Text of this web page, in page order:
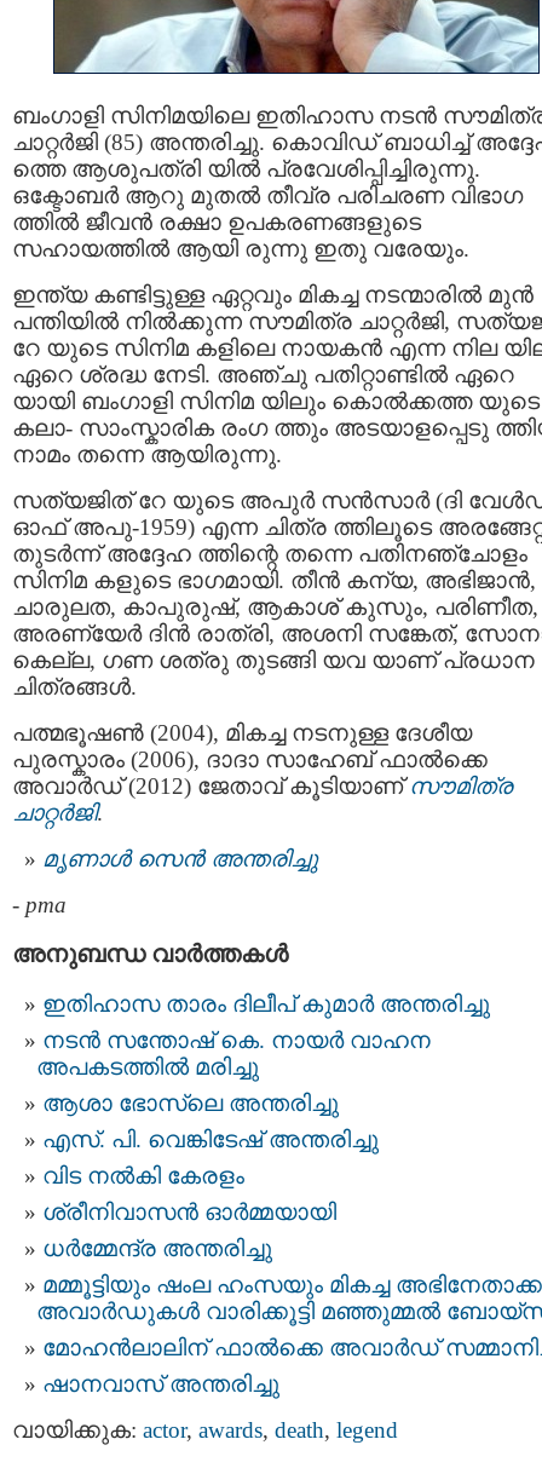
ബംഗാളി സിനിമയിലെ ഇതിഹാസ നടൻ
ചാറ്റർജി (85) അന്തരിച്ചു. കൊവിഡ് ബാധിച്ച്
ത്തെ ആശുപത്രി യിൽ പ്രവേശിപ്പിച്ചിരുന്നു.
ഒക്ടോബർ ആറു മുതല്‍ തീവ്ര പരിചരണ വിഭാഗ
ത്തില്‍ ജീവന്‍ രക്ഷാ ഉപകരണങ്ങളുടെ
സഹായത്തില്‍ ആയി രുന്നു ഇതു വരേയും.
ഇന്ത്യ കണ്ടിട്ടുള്ള ഏറ്റവും മികച്ച നടന്മാരില്‍ മുന്‍
പന്തിയില്‍ നില്‍ക്കുന്ന സൗമിത്ര ചാറ്റർജി,
റേ യുടെ സിനിമ കളിലെ നായകന്‍ എന്ന നില
ഏറെ ശ്രദ്ധ നേടി. അഞ്ചു പതിറ്റാണ്ടില്‍ ഏറെ
യായി ബംഗാളി സിനിമ യിലും കൊല്‍ക്കത്ത യുടെ
കലാ- സാംസ്കാരിക രംഗ ത്തും അടയാളപ്പെടു
നാമം തന്നെ ആയിരുന്നു.
സത്യജിത് റേ യുടെ അപുർ സൻസാര്‍ (ദി
ഓഫ് അപു-1959) എന്ന ചിത്ര ത്തിലൂടെ
തുടര്‍ന്ന് അദ്ദേഹ ത്തിന്റെ തന്നെ പതിനഞ്ചോളം
സിനിമ കളുടെ ഭാഗമായി. തീൻ കന്യ, അഭിജാൻ,
ചാരുലത, കാപുരുഷ്, ആകാശ് കുസും, പരിണീത,
അരണ്യേർ ദിൻ രാത്രി, അശനി സങ്കേത്,
കെല്ല, ഗണ ശത്രു തുടങ്ങി യവ യാണ് പ്രധാന
ചിത്രങ്ങൾ.
പത്മഭൂഷൺ (2004), മികച്ച നടനുള്ള ദേശീയ
പുരസ്കാരം (2006), ദാദാ സാഹേബ് ഫാൽക്കെ
അവാർഡ് (2012) ജേതാവ് കൂടിയാണ്സൗമിത്ര
ചാറ്റർജി.
മൃണാള്‍ സെന്‍ അന്തരിച്ചു
- pma
അനുബന്ധ വാര്‍ത്തകള്‍
ഇതിഹാസ താരം ദിലീപ്​ കുമാർ അന്തരിച്ചു
നടന്‍ സന്തോഷ് കെ. നായര്‍ വാഹന
അപകടത്തില്‍ മരിച്ചു
ആശാ ഭോസ്‌ലെ അന്തരിച്ചു
എസ്. പി. വെങ്കിടേഷ് അന്തരിച്ചു
വിട നല്‍കി കേരളം
ശ്രീനിവാസന്‍ ഓര്‍മ്മയായി
ധര്‍മ്മേന്ദ്ര അന്തരിച്ചു
മമ്മൂട്ടിയും ഷംല ഹംസയും മികച്ച
അവാർഡുകൾ വാരിക്കൂട്ടി മഞ്ഞുമ്മൽ
മോഹൻലാലിന് ഫാല്‍ക്കെ അവാര്‍ഡ്
ഷാനവാസ് അന്തരിച്ചു
വായിക്കുക: actor, awards, death, legend